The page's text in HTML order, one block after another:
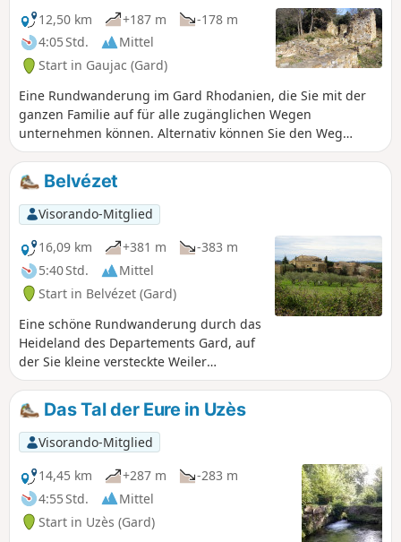
12,50 km
+187 m
-178 m
4:05 Std.
Mittel
Start in Gaujac (Gard)
Eine Rundwanderung im Gard Rhodanien, die Sie mit der
ganzen Familie auf für alle zugänglichen Wegen
unternehmen können. Alternativ können Sie den Weg
nehmen, der die Punkte (3) und (7) direkt verbindet,
wodurch sich die Länge der Rundwanderung auf 10 km
verkürzt.Belvézet
Visorando-Mitglied
16,09 km
+381 m
-383 m
5:40 Std.
Mittel
Start in Belvézet (Gard)
Eine schöne Rundwanderung durch das
Heideland des Departements Gard, auf
der Sie kleine versteckte Weiler
entdecken können.
Das Tal der Eure in Uzès
Visorando-Mitglied
14,45 km
+287 m
-283 m
4:55 Std.
Mittel
Start in Uzès (Gard)